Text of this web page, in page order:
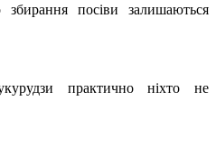
посіви залишаються
практично ніхто не